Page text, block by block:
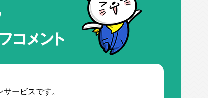
コメント
ービスです。